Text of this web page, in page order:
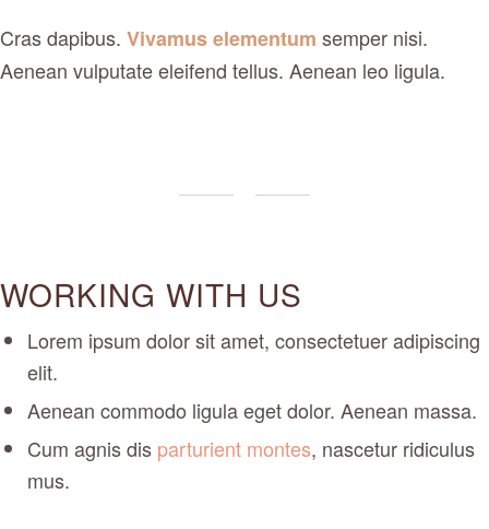
Cras dapibus. Vivamus elementum semper nisi.
Aenean vulputate eleifend tellus. Aenean leo ligula.
WORKING WITH US
Lorem ipsum dolor sit amet, consectetuer adipiscing
elit.
Aenean commodo ligula eget dolor. Aenean massa.
Cum agnis dis parturient montes, nascetur ridiculus
mus.